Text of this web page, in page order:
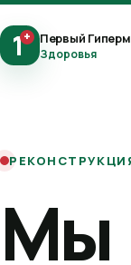
1+ Первый
Здоровья
Мы